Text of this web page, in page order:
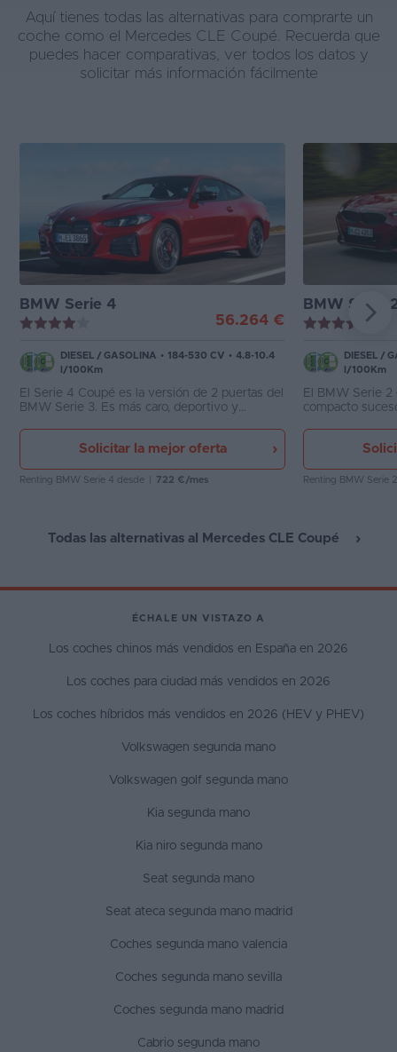
Aquí tienes todas las alternativas para comprarte un
coche como el Mercedes CLE Coupé. Recuerda que
puedes hacer comparativas, ver todos los datos y
solicitar más información fácilmente
BMW Serie 4
56.264 €
DIESEL / GASOLINA • 184-530 CV • 4.8-10.4
l/100Km
El Serie 4 Coupé es la versión de 2 puertas del
BMW Serie 3. Es más caro, deportivo y
puertas traseras.
Solicitar la mejor oferta
Renting BMW Serie 4 desde 722 €/mes
BMW Serie
DIESEL /
l/100Km
El BMW Serie 2
compacto
posterior o bien
ruedas. El
los Serie 1 y Z4.
Renting BMW Serie
Todas las alternativas al Mercedes CLE Coupé
ÉCHALE UN VISTAZO A
Los coches chinos más vendidos en España en 2026
Los coches para ciudad más vendidos en 2026
Los coches híbridos más vendidos en 2026 (HEV y PHEV)
Volkswagen segunda mano
Volkswagen golf segunda mano
Kia segunda mano
Kia niro segunda mano
Seat segunda mano
Seat ateca segunda mano madrid
Coches segunda mano valencia
Coches segunda mano sevilla
Coches segunda mano madrid
Cabrio segunda mano